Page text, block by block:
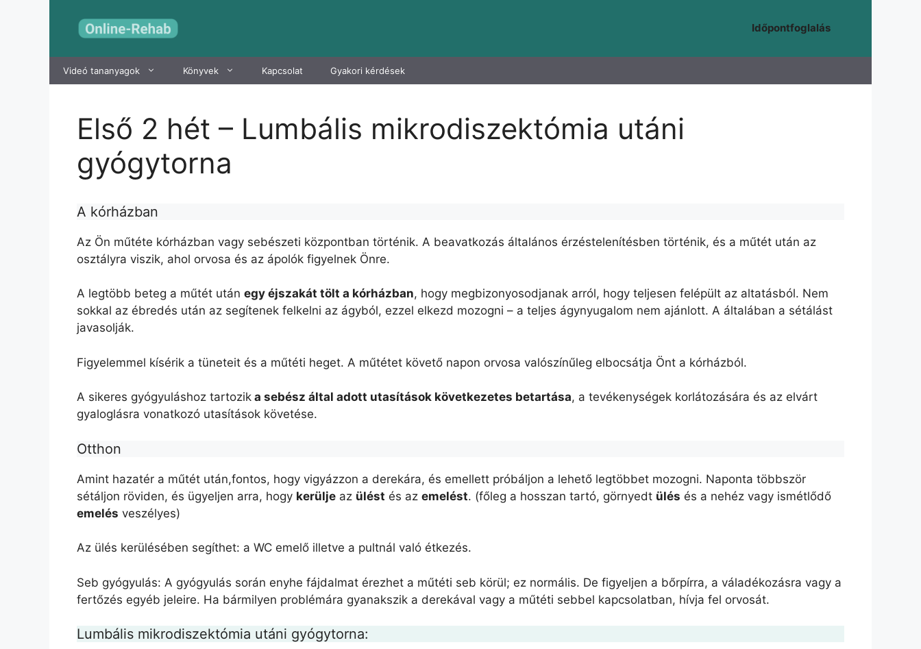
Időpontfoglalás
Videó tananyagok Könyvek Kapcsolat Gyakori kérdések
Első 2 hét – Lumbális mikrodiszektómia utáni
gyógytorna
A kórházban
Az Ön műtéte kórházban vagy sebészeti központban történik. A beavatkozás általános érzéstelenítésben történik, és a műtét után az
osztályra viszik, ahol orvosa és az ápolók figyelnek Önre.
A legtöbb beteg a műtét után egy éjszakát tölt a kórházban, hogy megbizonyosodjanak arról, hogy teljesen felépült az altatásból. Nem
sokkal az ébredés után az segítenek felkelni az ágyból, ezzel elkezd mozogni – a teljes ágynyugalom nem ajánlott. A általában a sétálást
javasolják.
Figyelemmel kísérik a tüneteit és a műtéti heget. A műtétet követő napon orvosa valószínűleg elbocsátja Önt a kórházból.
A sikeres gyógyuláshoz tartozik a sebész által adott utasítások következetes betartása, a tevékenységek korlátozására és az elvárt
gyaloglásra vonatkozó utasítások követése.
Otthon
Amint hazatér a műtét után,fontos, hogy vigyázzon a derekára, és emellett próbáljon a lehető legtöbbet mozogni. Naponta többször
sétáljon röviden, és ügyeljen arra, hogy kerülje az ülést és az emelést. (főleg a hosszan tartó, görnyedt ülés és a nehéz vagy ismétlődő
emelés veszélyes)
Az ülés kerülésében segíthet: a WC emelő illetve a pultnál való étkezés.
Seb gyógyulás: A gyógyulás során enyhe fájdalmat érezhet a műtéti seb körül; ez normális. De figyeljen a bőrpírra, a váladékozásra vagy a
fertőzés egyéb jeleire. Ha bármilyen problémára gyanakszik a derekával vagy a műtéti sebbel kapcsolatban, hívja fel orvosát.
Lumbális mikrodiszektómia utáni gyógytorna: